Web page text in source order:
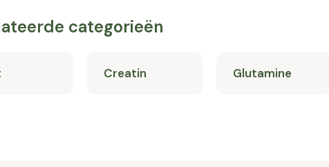
categorieën
Creatin Glutamine